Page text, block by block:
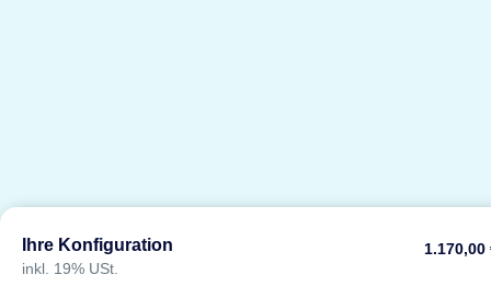
Ihre Konfiguration
1.170,00
inkl. 19% USt.